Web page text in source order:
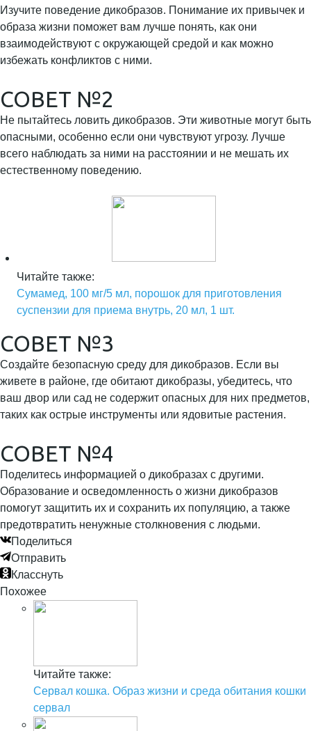
Изучите поведение дикобразов. Понимание их привычек и
образа жизни поможет вам лучше понять, как они
взаимодействуют с окружающей средой и как можно
избежать конфликтов с ними.
СОВЕТ №2
Не пытайтесь ловить дикобразов. Эти животные могут быть
опасными, особенно если они чувствуют угрозу. Лучше
всего наблюдать за ними на расстоянии и не мешать их
естественному поведению.
Читайте также:
Сумамед, 100 мг/5 мл, порошок для приготовления
суспензии для приема внутрь, 20 мл, 1 шт.
СОВЕТ №3
Создайте безопасную среду для дикобразов. Если вы
живете в районе, где обитают дикобразы, убедитесь, что
ваш двор или сад не содержит опасных для них предметов,
таких как острые инструменты или ядовитые растения.
СОВЕТ №4
Поделитесь информацией о дикобразах с другими.
Образование и осведомленность о жизни дикобразов
помогут защитить их и сохранить их популяцию, а также
предотвратить ненужные столкновения с людьми.
Поделиться
Отправить
Класснуть
Похожее
Читайте также:
Сервал кошка. Образ жизни и среда обитания кошки
сервал